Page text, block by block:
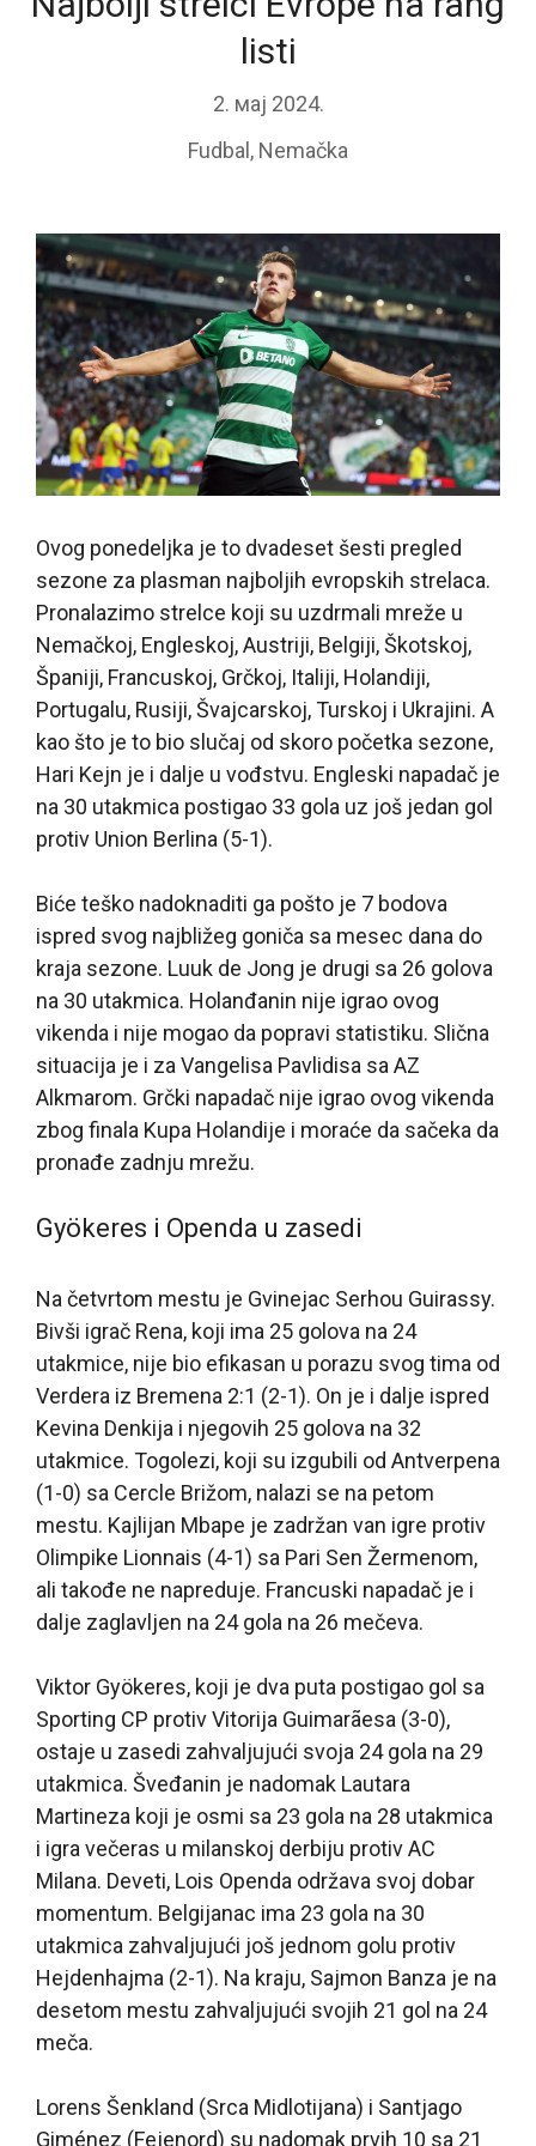
listi
2. мај 2024.
Fudbal , Nemačka
Ovog ponedeljka je to dvadeset šesti pregled
sezone za plasman najboljih evropskih strelaca.
Pronalazimo strelce koji su uzdrmali mreže u
Nemačkoj, Engleskoj, Austriji, Belgiji, Škotskoj,
Španiji, Francuskoj, Grčkoj, Italiji, Holandiji,
Portugalu, Rusiji, Švajcarskoj, Turskoj i Ukrajini. A
kao što je to bio slučaj od skoro početka sezone,
Hari Kejn je i dalje u vođstvu. Engleski napadač je
na 30 utakmica postigao 33 gola uz još jedan gol
protiv Union Berlina (5-1).
Biće teško nadoknaditi ga pošto je 7 bodova
ispred svog najbližeg goniča sa mesec dana do
kraja sezone. Luuk de Jong je drugi sa 26 golova
na 30 utakmica. Holanđanin nije igrao ovog
vikenda i nije mogao da popravi statistiku. Slična
situacija je i za Vangelisa Pavlidisa sa AZ
Alkmarom. Grčki napadač nije igrao ovog vikenda
zbog finala Kupa Holandije i moraće da sačeka da
pronađe zadnju mrežu.
Gyökeres i Openda u zasedi
Na četvrtom mestu je Gvinejac Serhou Guirassy.
Bivši igrač Rena, koji ima 25 golova na 24
utakmice, nije bio efikasan u porazu svog tima od
Verdera iz Bremena 2:1 (2-1). On je i dalje ispred
Kevina Denkija i njegovih 25 golova na 32
utakmice. Togolezi, koji su izgubili od Antverpena
(1-0) sa Cercle Brižom, nalazi se na petom
mestu. Kajlijan Mbape je zadržan van igre protiv
Olimpike Lionnais (4-1) sa Pari Sen Žermenom,
ali takođe ne napreduje. Francuski napadač je i
dalje zaglavljen na 24 gola na 26 mečeva.
Viktor Gyökeres, koji je dva puta postigao gol sa
Sporting CP protiv Vitorija Guimarãesa (3-0),
ostaje u zasedi zahvaljujući svoja 24 gola na 29
utakmica. Šveđanin je nadomak Lautara
Martineza koji je osmi sa 23 gola na 28 utakmica
i igra večeras u milanskoj derbiju protiv AC
Milana. Deveti, Lois Openda održava svoj dobar
momentum. Belgijanac ima 23 gola na 30
utakmica zahvaljujući još jednom golu protiv
Hejdenhajma (2-1). Na kraju, Sajmon Banza je na
desetom mestu zahvaljujući svojih 21 gol na 24
meča.
Lorens Šenkland (Srca Midlotijana) i Santjago
Giménez (Fejenord) su nadomak prvih 10 sa 21